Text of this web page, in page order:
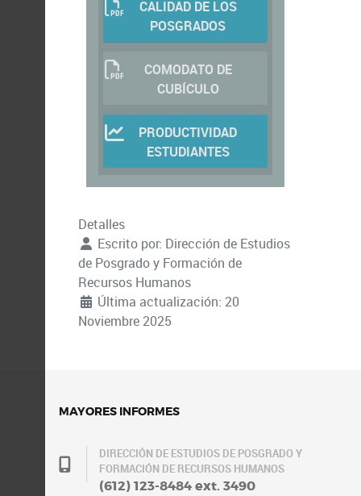
CALIDAD DE LOS
POSGRADOS
COMODATO DE
CUBÍCULO
PRODUCTIVIDAD
ESTUDIANTES
Detalles
Escrito por: Dirección de Estudios
de Posgrado y Formación de
Recursos Humanos
Última actualización: 20
Noviembre 2025
MAYORES INFORMES
DIRECCIÓN DE ESTUDIOS DE POSGRADO Y
FORMACIÓN DE RECURSOS HUMANOS
(612) 123-8484 ext. 3490